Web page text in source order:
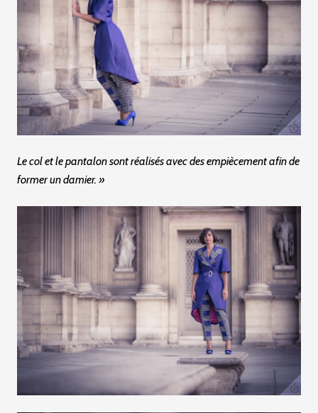
Le col et le pantalon sont réalisés avec des empiècement afin de
former un damier. »